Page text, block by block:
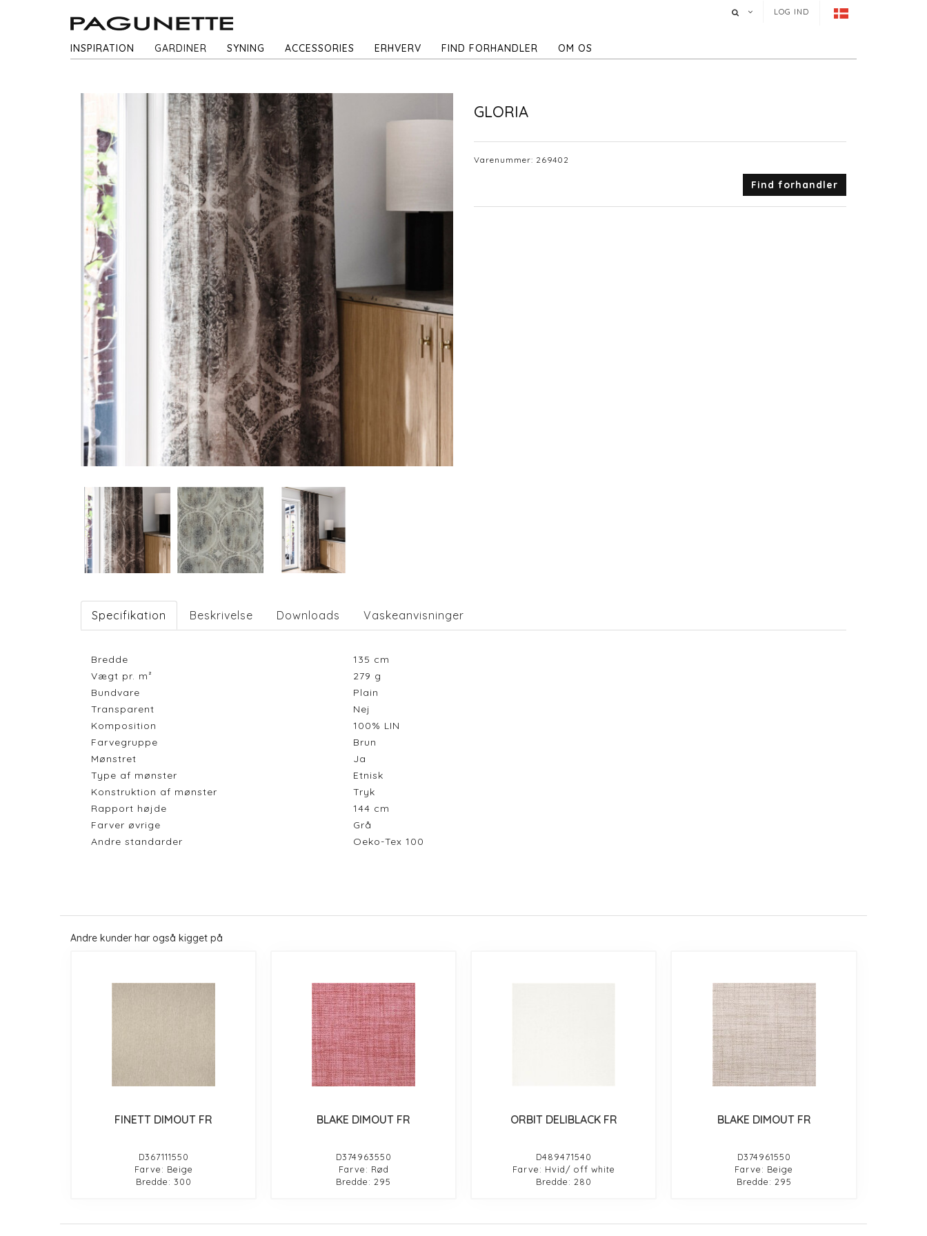
LOG IND
INSPIRATION GARDINER SYNING ACCESSORIES ERHVERV FIND FORHANDLER OM OS
GLORIA
Varenummer: 269402
Find forhandler
Specifikation Beskrivelse Downloads Vaskeanvisninger
Bredde 135 cm
Vægt pr. m²
279 g
Bundvare
Plain
Transparent
Nej
Komposition
100% LIN
Farvegruppe
Brun
Mønstret
Ja
Type af mønster
Etnisk
Konstruktion af mønster
Tryk
Rapport højde
144 cm
Farver øvrige
Grå
Andre standarder
Oeko-Tex 100
Andre kunder har også kigget på
FINETT DIMOUT FR
D367111550
Farve: Beige
Bredde: 300
BLAKE DIMOUT FR
D374963550
Farve: Rød
Bredde: 295
ORBIT DELIBLACK FR
D489471540
Farve: Hvid/ off white
Bredde: 280
BLAKE DIMOUT FR
D374961550
Farve: Beige
Bredde: 295